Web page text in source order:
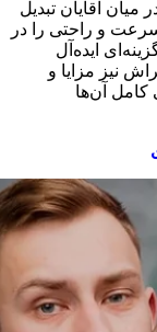
آقایان تبدیل
سرعت و راحتی را در
ایده‌آل
نیز مزایا و
کامل آن‌ها